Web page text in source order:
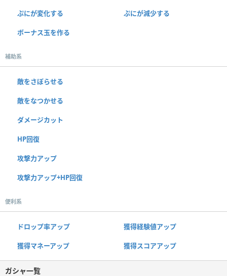
ぷにが変化する ぷにが減少する
ボーナス玉を作る
補助系
敵をさぼらせる
敵をなつかせる
ダメージカット
HP回復
攻撃力アップ
攻撃力アップ+HP回復
便利系
ドロップ率アップ 獲得経験値アップ
獲得マネーアップ 獲得スコアアップ
ガシャ一覧